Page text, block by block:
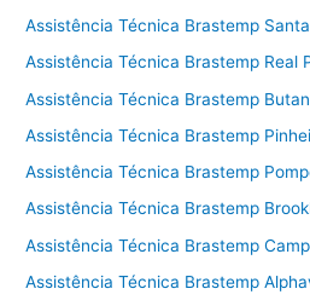
Assistência Técnica Brastemp
Assistência Técnica Brastemp Real
Assistência Técnica Brastemp
Assistência Técnica Brastemp
Assistência Técnica Brastemp
Assistência Técnica Brastemp
Assistência Técnica Brastemp
Assistência Técnica Brastemp